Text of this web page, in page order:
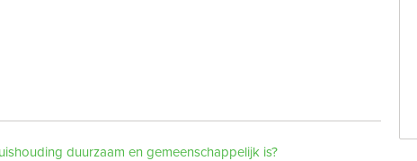
duurzaam en gemeenschappelijk is?